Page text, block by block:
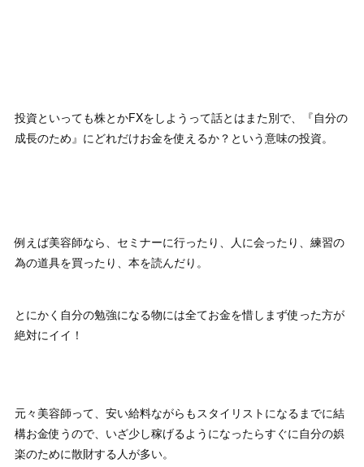
投資といっても株とかFXをしようって話とはまた別で、『自分の
成長のため』にどれだけお金を使えるか？という意味の投資。
例えば美容師なら、セミナーに行ったり、人に会ったり、練習の
為の道具を買ったり、本を読んだり。
とにかく自分の勉強になる物には全てお金を惜しまず使った方が
絶対にイイ！
元々美容師って、安い給料ながらもスタイリストになるまでに結
構お金使うので、いざ少し稼げるようになったらすぐに自分の娯
楽のために散財する人が多い。